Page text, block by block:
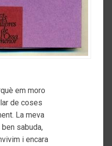
em moro
de coses
La meva
sabuda,
i encara